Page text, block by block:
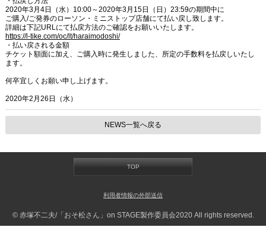
2020年3月4日（水）10:00～2020年3月15日（日）23:59の期間中に
ご購入/ご発券のローソン・ミニストップ店舗にて払い戻し致します。
詳細は下記URLにて払戻方法のご確認をお願いいたします。
https://l-tike.com/oc/lt/haraimodoshi/
・払い戻される金額
チケット額面に加え、ご購入時に発生しました、所定の手数料を払戻しいたし
ます。
何卒宜しくお願い申し上げます。
2020年2月26日（水）
NEWS一覧へ戻る
TOP
利用者情報の外部送信
© 赤塚不二夫/「おそ松さん」on STAGE製作委員会2020 All rights reserved.